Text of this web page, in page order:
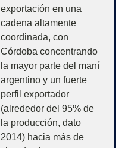
exportación en una
cadena altamente
coordinada, con
Córdoba concentrando
la mayor parte del maní
argentino y un fuerte
perfil exportador
(alrededor del 95% de
la producción, dato
2014) hacia más de